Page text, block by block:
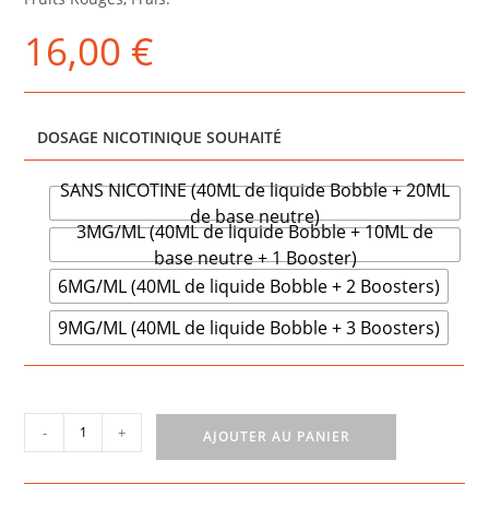
16,00 €
DOSAGE NICOTINIQUE SOUHAITÉ
SANS NICOTINE (40ML de liquide Bobble + 20ML
de base neutre)
3MG/ML (40ML de liquide Bobble + 10ML de
base neutre + 1 Booster)
6MG/ML (40ML de liquide Bobble + 2 Boosters)
9MG/ML (40ML de liquide Bobble + 3 Boosters)
quantité
- + AJOUTER AU PANIER